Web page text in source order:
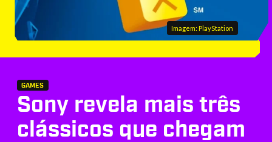
Imagem: PlayStation
GAMES
Sony revela mais três
clássicos que chegam